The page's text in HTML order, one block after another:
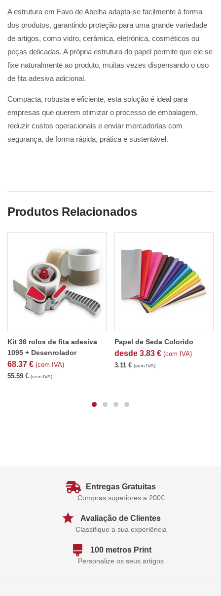
A estrutura em Favo de Abelha adapta-se facilmente à forma
dos produtos, garantindo proteção para uma grande variedade
de artigos, como vidro, cerâmica, eletrónica, cosméticos ou
peças delicadas. A própria estrutura do papel permite que ele se
fixe naturalmente ao produto, muitas vezes dispensando o uso
de fita adesiva adicional.
Compacta, robusta e eficiente, esta solução é ideal para
empresas que querem otimizar o processo de embalagem,
reduzir custos operacionais e enviar mercadorias com
segurança, de forma rápida, prática e sustentável.
Produtos Relacionados
Kit 36 rolos de fita adesiva
1095 + Desenrolador
68.37 € (com IVA)
55.59 € (sem IVA)
Papel de Seda Colorido
desde 3.83 € (com IVA)
3.11 € (sem IVA)
Entregas Gratuitas
Compras superiores a 200€
Avaliação de Clientes
Classifique a sua experiência
100 metros Print
Personalize os seus artigos